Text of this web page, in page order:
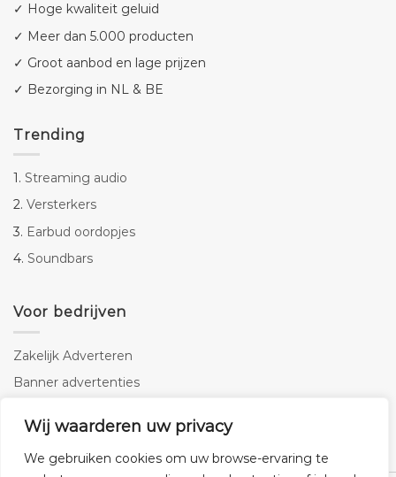
Wij waarderen uw privacy
We gebruiken cookies om uw browse-ervaring te
✓ Hoge kwaliteit geluid
✓ Meer dan 5.000 producten
✓ Groot aanbod en lage prijzen
✓ Bezorging in NL & BE
Trending
1. Streaming audio
2. Versterkers
3. Earbud oordopjes
4. Soundbars
Voor bedrijven
Zakelijk Adverteren
Banner advertenties
SEO copywriting